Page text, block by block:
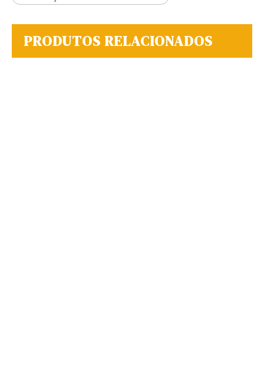
PRODUTOS RELACIONADOS